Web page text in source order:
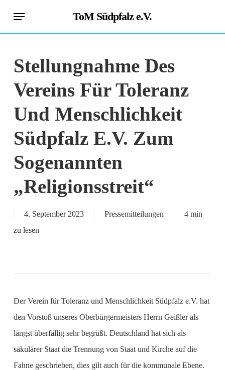
ToM Südpfalz e.V.
Menu
Stellungnahme Des
Vereins Für Toleranz
Und Menschlichkeit
Südpfalz E.V. Zum
Sogenannten
„Religionsstreit“
4. September 2023 Pressemitteilungen
4 min
zu lesen
Der Verein für Toleranz und Menschlichkeit Südpfalz e.V. hat
den Vorstoß unseres Oberbürgermeisters Herrn Geißler als
längst überfällig sehr begrüßt. Deutschland hat sich als
säkulärer Staat die Trennung von Staat und Kirche auf die
Fahne geschrieben, dies gilt auch für die kommunale Ebene.